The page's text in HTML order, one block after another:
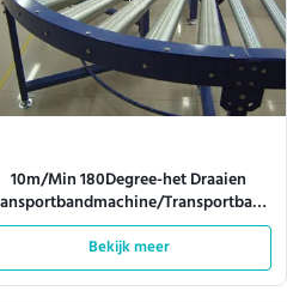
10m/Min 180Degree-het Draaien
Transportband
het Vulcaniseren Machine
Bekijk meer